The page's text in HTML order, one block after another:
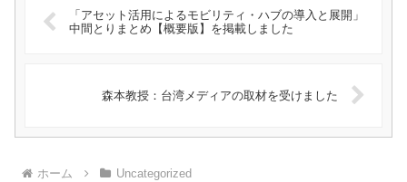
「アセット活用によるモビリティ・ハブの導入と展開」
中間とりまとめ【概要版】を掲載しました
森本教授：台湾メディアの取材を受けました
ホーム Uncategorized